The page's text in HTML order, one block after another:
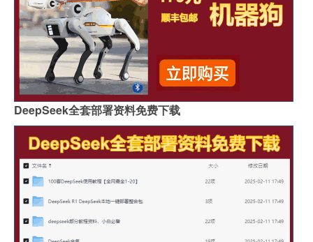
DeepSeek全套部署资料免费下载